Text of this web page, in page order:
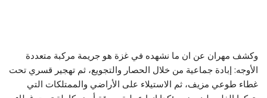
وكشف مهران عن ان ما نشهده في غزة هو جريمة مركبة متعددة
الأوجه: إبادة جماعية من خلال الحصار والتجويع، ثم تهجير قسري تحت
غطاء طوعي مزيف، ثم الاستيلاء على الأراضي والممتلكات التي